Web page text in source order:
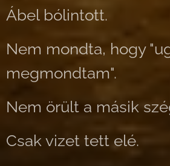
Ábel bólintott.
Nem mondta, hogy
megmondtam".
Nem örült a másik
Csak vizet tett elé.